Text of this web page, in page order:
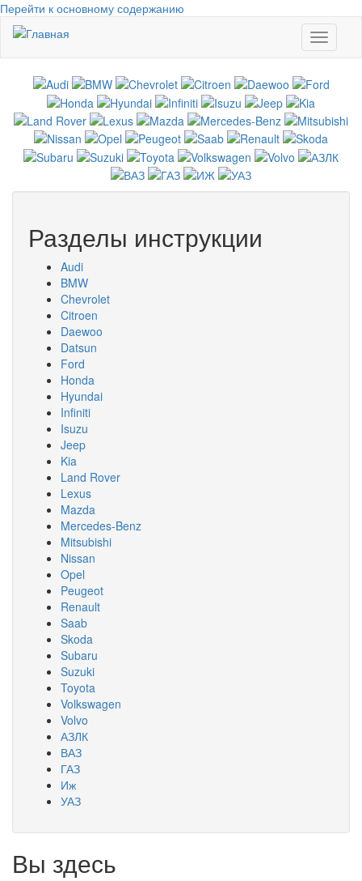
Перейти к основному содержанию
Toggle
Разделы инструкции
Audi
BMW
Chevrolet
Citroen
Daewoo
Datsun
Ford
Honda
Hyundai
Infiniti
Isuzu
Jeep
Kia
Land Rover
Lexus
Mazda
Mercedes-Benz
Mitsubishi
Nissan
Opel
Peugeot
Renault
Saab
Skoda
Subaru
Suzuki
Toyota
Volkswagen
Volvo
АЗЛК
ВАЗ
ГАЗ
Иж
УАЗ
Вы здесь